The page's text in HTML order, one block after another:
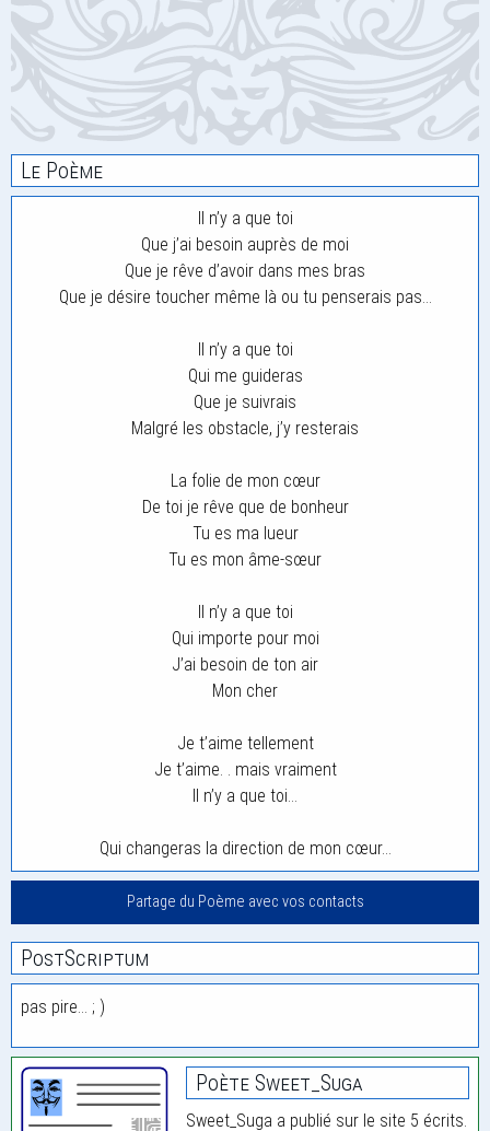
Le Poème
Il n’y a que toi
Que j’ai besoin auprès de moi
Que je rêve d’avoir dans mes bras
Que je désire toucher même là ou tu penserais pas…
Il n’y a que toi
Qui me guideras
Que je suivrais
Malgré les obstacle, j’y resterais
La folie de mon cœur
De toi je rêve que de bonheur
Tu es ma lueur
Tu es mon âme-sœur
Il n’y a que toi
Qui importe pour moi
J’ai besoin de ton air
Mon cher
Je t’aime tellement
Je t’aime. . mais vraiment
Il n’y a que toi…
Qui changeras la direction de mon cœur…
Partage du Poème avec vos contacts
PostScriptum
pas pire… ; )
Poète Sweet_Suga
Sweet_Suga a publié sur le site 5 écrits.